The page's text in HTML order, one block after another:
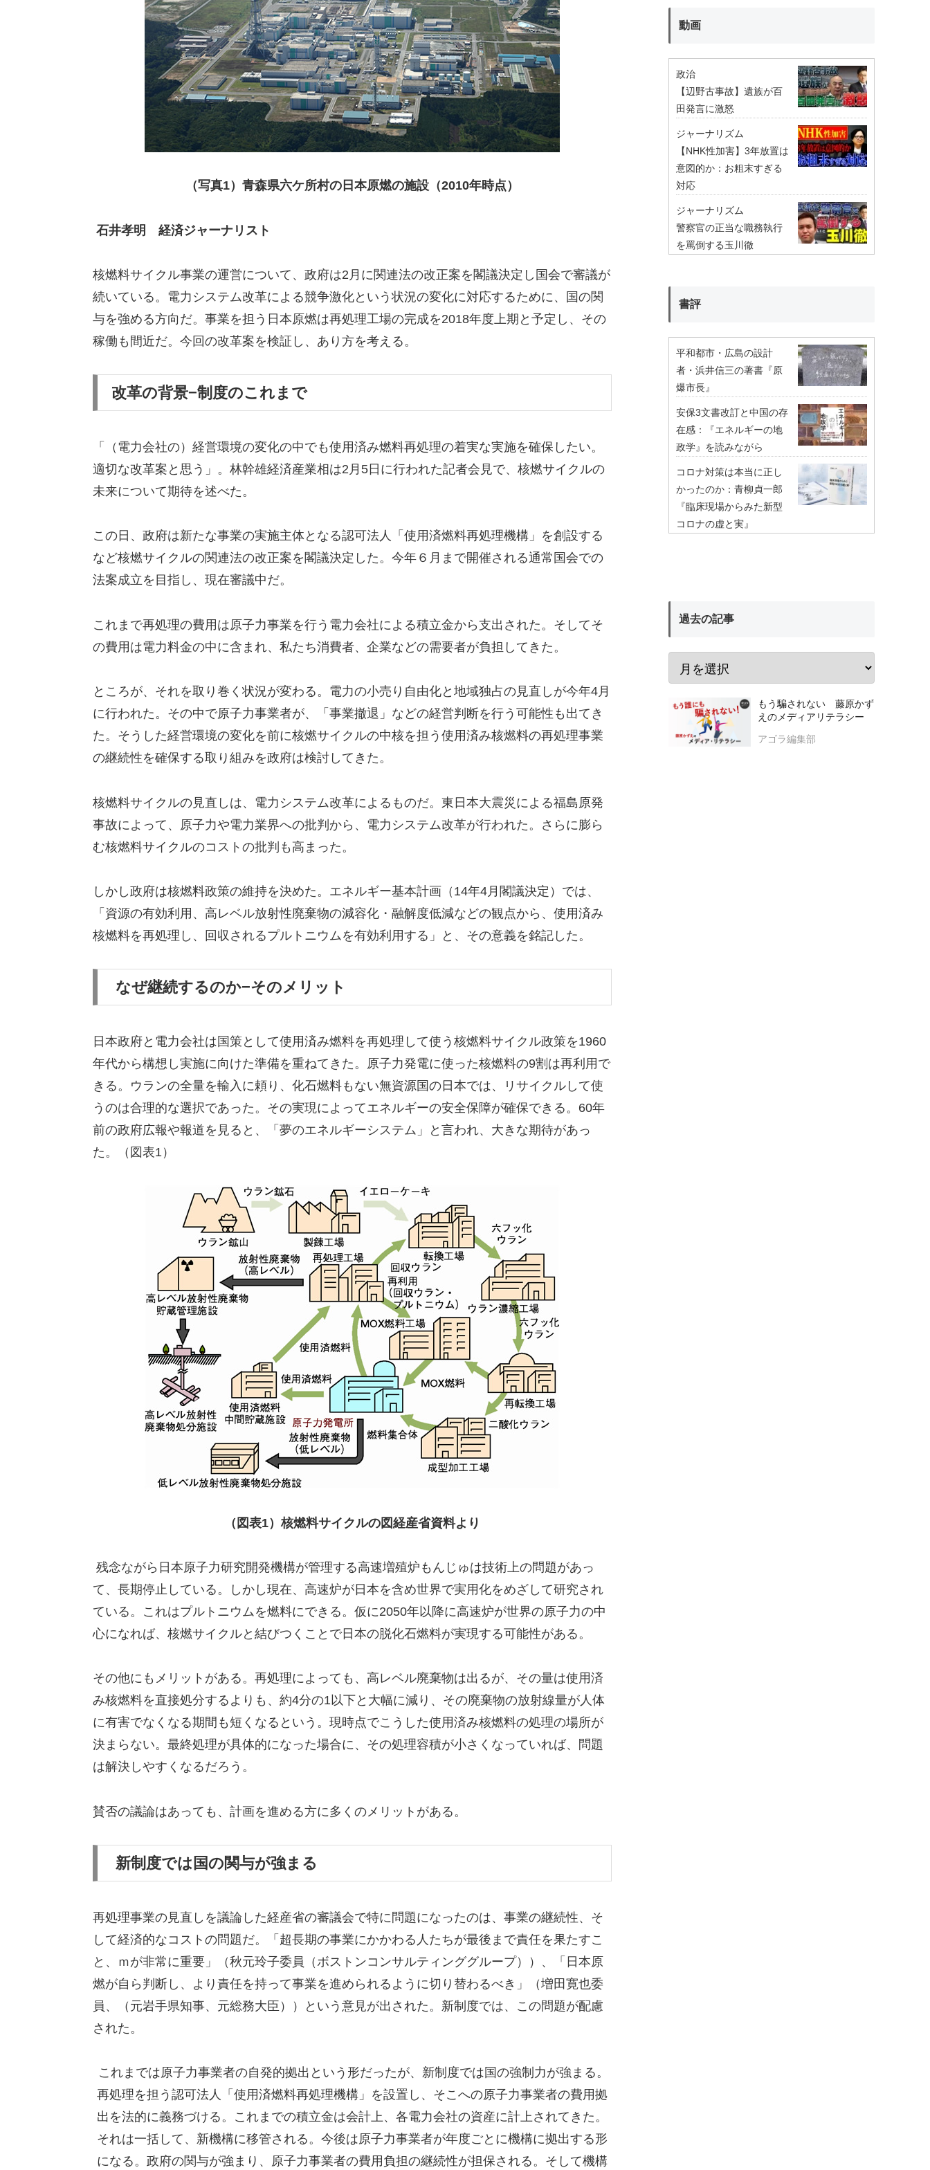
（写真1）青森県六ケ所村の日本原燃の施設（2010年時点）
石井孝明 経済ジャーナリスト
核燃料サイクル事業の運営について、政府は2月に関連法の改正案を閣議決定し国会で審議が
続いている。電力システム改革による競争激化という状況の変化に対応するために、国の関
与を強める方向だ。事業を担う日本原燃は再処理工場の完成を2018年度上期と予定し、その
稼働も間近だ。今回の改革案を検証し、あり方を考える。
改革の背景−制度のこれまで
「（電力会社の）経営環境の変化の中でも使用済み燃料再処理の着実な実施を確保したい。
適切な改革案と思う」。林幹雄経済産業相は2月5日に行われた記者会見で、核燃サイクルの
未来について期待を述べた。
この日、政府は新たな事業の実施主体となる認可法人「使用済燃料再処理機構」を創設する
など核燃サイクルの関連法の改正案を閣議決定した。今年６月まで開催される通常国会での
法案成立を目指し、現在審議中だ。
これまで再処理の費用は原子力事業を行う電力会社による積立金から支出された。そしてそ
の費用は電力料金の中に含まれ、私たち消費者、企業などの需要者が負担してきた。
ところが、それを取り巻く状況が変わる。電力の小売り自由化と地域独占の見直しが今年4月
に行われた。その中で原子力事業者が、「事業撤退」などの経営判断を行う可能性も出てき
た。そうした経営環境の変化を前に核燃サイクルの中核を担う使用済み核燃料の再処理事業
の継続性を確保する取り組みを政府は検討してきた。
核燃料サイクルの見直しは、電力システム改革によるものだ。東日本大震災による福島原発
事故によって、原子力や電力業界への批判から、電力システム改革が行われた。さらに膨ら
む核燃料サイクルのコストの批判も高まった。
しかし政府は核燃料政策の維持を決めた。エネルギー基本計画（14年4月閣議決定）では、
「資源の有効利用、高レベル放射性廃棄物の減容化・融解度低減などの観点から、使用済み
核燃料を再処理し、回収されるプルトニウムを有効利用する」と、その意義を銘記した。
なぜ継続するのか−そのメリット
日本政府と電力会社は国策として使用済み燃料を再処理して使う核燃料サイクル政策を1960
年代から構想し実施に向けた準備を重ねてきた。原子力発電に使った核燃料の9割は再利用で
きる。ウランの全量を輸入に頼り、化石燃料もない無資源国の日本では、リサイクルして使
うのは合理的な選択であった。その実現によってエネルギーの安全保障が確保できる。60年
前の政府広報や報道を見ると、「夢のエネルギーシステム」と言われ、大きな期待があっ
た。（図表1）
（図表1）核燃料サイクルの図経産省資料より
残念ながら日本原子力研究開発機構が管理する高速増殖炉もんじゅは技術上の問題があっ
て、長期停止している。しかし現在、高速炉が日本を含め世界で実用化をめざして研究され
ている。これはプルトニウムを燃料にできる。仮に2050年以降に高速炉が世界の原子力の中
心になれば、核燃サイクルと結びつくことで日本の脱化石燃料が実現する可能性がある。
その他にもメリットがある。再処理によっても、高レベル廃棄物は出るが、その量は使用済
み核燃料を直接処分するよりも、約4分の1以下と大幅に減り、その廃棄物の放射線量が人体
に有害でなくなる期間も短くなるという。現時点でこうした使用済み核燃料の処理の場所が
決まらない。最終処理が具体的になった場合に、その処理容積が小さくなっていれば、問題
は解決しやすくなるだろう。
賛否の議論はあっても、計画を進める方に多くのメリットがある。
新制度では国の関与が強まる
再処理事業の見直しを議論した経産省の審議会で特に問題になったのは、事業の継続性、そ
して経済的なコストの問題だ。「超長期の事業にかかわる人たちが最後まで責任を果たすこ
と、ｍが非常に重要」（秋元玲子委員（ボストンコンサルティンググループ））、「日本原
燃が自ら判断し、より責任を持って事業を進められるように切り替わるべき」（増田寛也委
員、（元岩手県知事、元総務大臣））という意見が出された。新制度では、この問題が配慮
された。
これまでは原子力事業者の自発的拠出という形だったが、新制度では国の強制力が強まる。
再処理を担う認可法人「使用済燃料再処理機構」を設置し、そこへの原子力事業者の費用拠
出を法的に義務づける。これまでの積立金は会計上、各電力会社の資産に計上されてきた。
それは一括して、新機構に移管される。今後は原子力事業者が年度ごとに機構に拠出する形
になる。政府の関与が強まり、原子力事業者の費用負担の継続性が担保される。そして機構
動画
政治
【辺野古事故】遺族が百
田発言に激怒
ジャーナリズム
【NHK性加害】3年放置は
意図的か：お粗末すぎる
対応
ジャーナリズム
警察官の正当な職務執行
を罵倒する玉川徹
書評
平和都市・広島の設計
者・浜井信三の著書『原
爆市長』
安保3文書改訂と中国の存
在感：『エネルギーの地
政学』を読みながら
コロナ対策は本当に正し
かったのか：青柳貞一郎
『臨床現場からみた新型
コロナの虚と実』
過去の記事
もう騙されない 藤原かず
えのメディアリテラシー
アゴラ編集部